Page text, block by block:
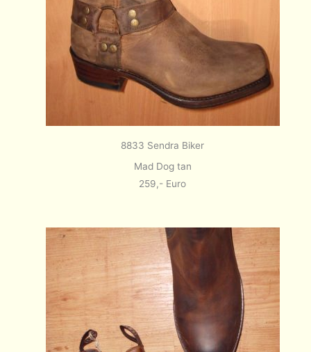
8833 Sendra Biker
Mad Dog tan
259,- Euro